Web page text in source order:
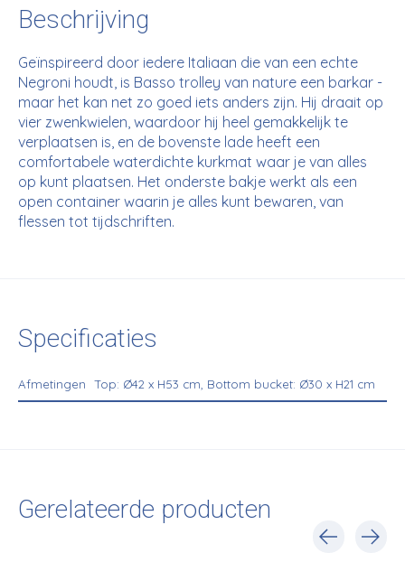
Beschrijving
Geïnspireerd door iedere Italiaan die van een echte
Negroni houdt, is Basso trolley van nature een barkar -
maar het kan net zo goed iets anders zijn. Hij draait op
vier zwenkwielen, waardoor hij heel gemakkelijk te
verplaatsen is, en de bovenste lade heeft een
comfortabele waterdichte kurkmat waar je van alles
op kunt plaatsen. Het onderste bakje werkt als een
open container waarin je alles kunt bewaren, van
flessen tot tijdschriften.
Specificaties
Afmetingen Top: Ø42 x H53 cm, Bottom bucket: Ø30 x H21 cm
Gerelateerde producten